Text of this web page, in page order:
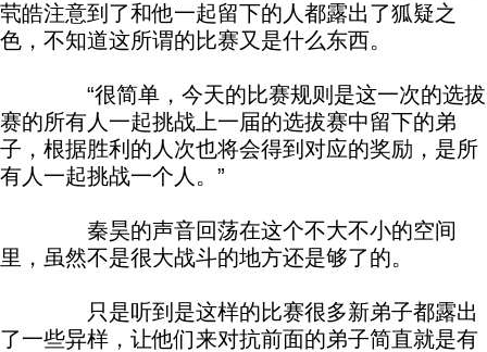
茕皓注意到了和他一起留下的人都露出了狐疑之
色，不知道这所谓的比赛又是什么东西。
“很简单，今天的比赛规则是这一次的选拔
赛的所有人一起挑战上一届的选拔赛中留下的弟
子，根据胜利的人次也将会得到对应的奖励，是所
有人一起挑战一个人。”
秦昊的声音回荡在这个不大不小的空间
里，虽然不是很大战斗的地方还是够了的。
只是听到是这样的比赛很多新弟子都露出
了一些异样，让他们来对抗前面的弟子简直就是有